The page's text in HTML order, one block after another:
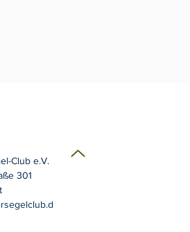
Club e.V.
301